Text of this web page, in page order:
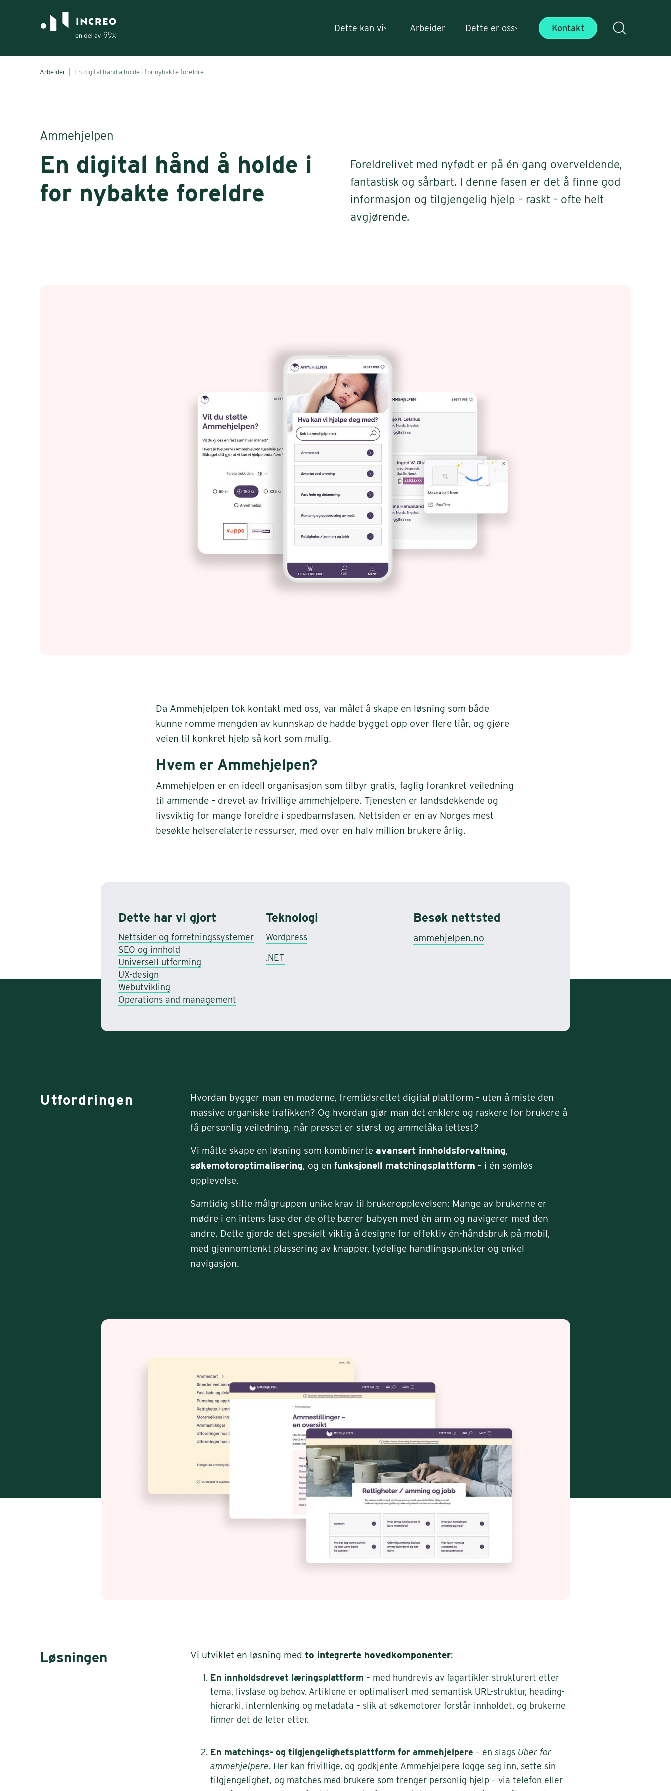
Dette kan vi Arbeider Dette er oss Kontakt
Arbeider En digital hånd å holde i for nybakte foreldre
Ammehjelpen
En digital hånd å holde i
for nybakte foreldre
Foreldrelivet med nyfødt er på én gang overveldende,
fantastisk og sårbart. I denne fasen er det å finne god
informasjon og tilgjengelig hjelp – raskt – ofte helt
avgjørende.
Da Ammehjelpen tok kontakt med oss, var målet å skape en løsning som både
kunne romme mengden av kunnskap de hadde bygget opp over flere tiår, og gjøre
veien til konkret hjelp så kort som mulig.
Hvem er Ammehjelpen?
Ammehjelpen er en ideell organisasjon som tilbyr gratis, faglig forankret veiledning
til ammende – drevet av frivillige ammehjelpere. Tjenesten er landsdekkende og
livsviktig for mange foreldre i spedbarnsfasen. Nettsiden er en av Norges mest
besøkte helserelaterte ressurser, med over en halv million brukere årlig.
Dette har vi gjort
Nettsider og forretnings­systemer
SEO og innhold
Universell utforming
UX-design
Webutvikling
Operations and management
Teknologi
Wordpress
.NET
Besøk nettsted
ammehjelpen.no
Utfordringen
Hvordan bygger man en moderne, fremtidsrettet digital plattform – uten å miste den
massive organiske trafikken? Og hvordan gjør man det enklere og raskere for brukere å
få personlig veiledning, når presset er størst og ammetåka tettest?
Vi måtte skape en løsning som kombinerte avansert innholdsforvaltning,
søkemotoroptimalisering, og en funksjonell matchingsplattform – i én sømløs
opplevelse.
Samtidig stilte målgruppen unike krav til brukeropplevelsen: Mange av brukerne er
mødre i en intens fase der de ofte bærer babyen med én arm og navigerer med den
andre. Dette gjorde det spesielt viktig å designe for effektiv én-håndsbruk på mobil,
med gjennomtenkt plassering av knapper, tydelige handlingspunkter og enkel
navigasjon.
Løsningen Vi utviklet en løsning med to integrerte hovedkomponenter:
En innholdsdrevet læringsplattform – med hundrevis av fagartikler strukturert etter
tema, livsfase og behov. Artiklene er optimalisert med semantisk URL-struktur, heading-
hierarki, internlenking og metadata – slik at søkemotorer forstår innholdet, og brukerne
finner det de leter etter.
En matchings- og tilgjengelighetsplattform for ammehjelpere – en slags Uber for
ammehjelpere. Her kan frivillige, og godkjente Ammehjelpere logge seg inn, sette sin
tilgjengelighet, og matches med brukere som trenger personlig hjelp – via telefon eller